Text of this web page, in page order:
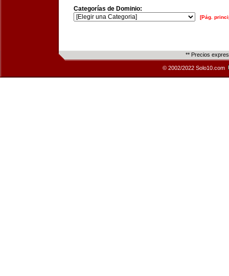
Categorías de Dominio:
[Pág.
** Precios
© 2002/2022 Solo10.com